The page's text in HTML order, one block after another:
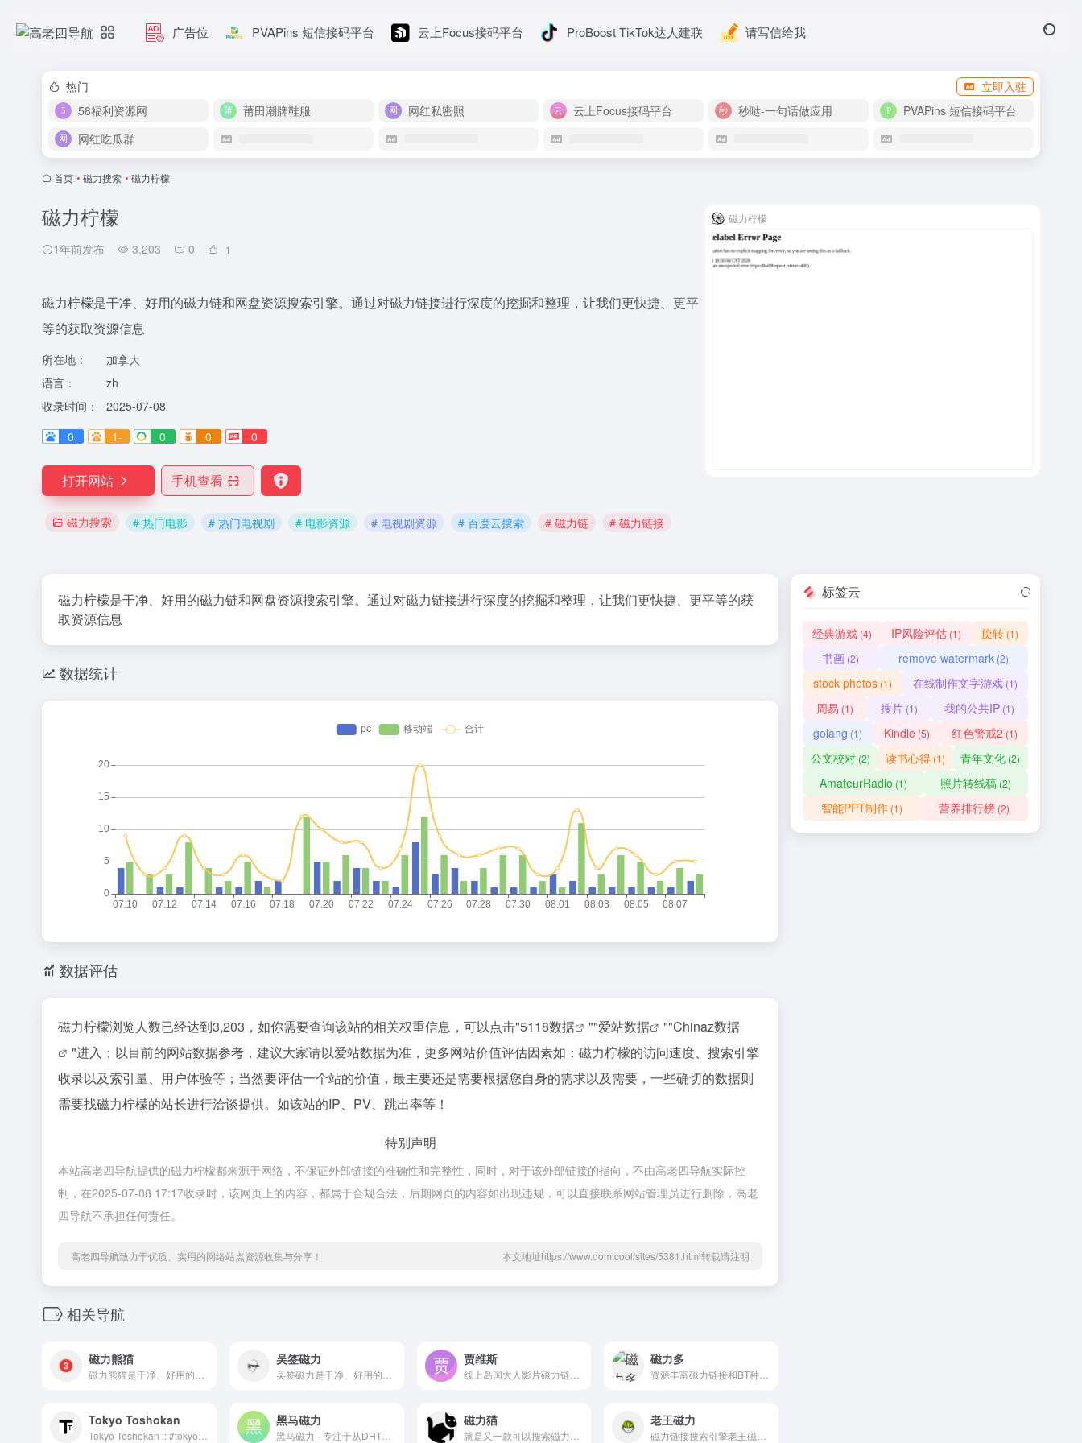
广告位 PVAPins 短信接码平台 云上Focus接码平台 ProBoost TikTok达人建联 请写信给我
热门
立即入驻
58福利资源网
莆田潮牌鞋服 网红私密照 云上Focus接码平台 秒哒-一句话做应用
PVAPins 短信接码平台
网红吃瓜群
首页 • 磁力搜索 • 磁力柠檬
磁力柠檬
1年前发布 3,203 0 1
磁力柠檬是干净、好用的磁力链和网盘资源搜索引擎。通过对磁力链接进行深度的挖掘和整理，让我们更快捷、更平
等的获取资源信息
所在地：
加拿大
语言：
zh
收录时间：
2025-07-08
0
1- 0 0 0
打开网站 手机查看
磁力搜索 # 热门电影 # 热门电视剧 # 电影资源 # 电视剧资源 # 百度云搜索 # 磁力链 # 磁力链接
磁力柠檬
磁力柠檬是干净、好用的磁力链和网盘资源搜索引擎。通过对磁力链接进行深度的挖掘和整理，让我们更快捷、更平等的获
取资源信息
数据统计
数据评估
磁力柠檬浏览人数已经达到3,203，如你需要查询该站的相关权重信息，可以点击"5118数据 ""爱站数据 ""Chinaz数据
"进入；以目前的网站数据参考，建议大家请以爱站数据为准，更多网站价值评估因素如：磁力柠檬的访问速度、搜索引擎
收录以及索引量、用户体验等；当然要评估一个站的价值，最主要还是需要根据您自身的需求以及需要，一些确切的数据则
需要找磁力柠檬的站长进行洽谈提供。如该站的IP、PV、跳出率等！
特别声明
本站高老四导航提供的磁力柠檬都来源于网络，不保证外部链接的准确性和完整性，同时，对于该外部链接的指向，不由高老四导航实际控
制，在2025-07-08 17:17收录时，该网页上的内容，都属于合规合法，后期网页的内容如出现违规，可以直接联系网站管理员进行删除，高老
四导航不承担任何责任。
高老四导航致力于优质、实用的网络站点资源收集与分享！ 本文地址https://www.oom.cool/sites/5381.html转载请注明
相关导航
磁力熊猫 吴签磁力 贾维斯
线上岛国大人影片磁力链接分享站，番号搜寻共享艾薇磁力链接。
磁力多
Tokyo Toshokan 黑马磁力
黑马磁力 - 专注于从DHT网络爬取种子和磁力链接,目前索引了上千万的磁力链接,资源涵盖了电影、剧集、音乐、图书、图片、综艺、软件、动漫、教程、游戏等领域,是全银河系资源最丰富的种子搜索、磁力链接搜索专业网站。
磁力猫 老王磁力
标签云
经典游戏 (4) IP风险评估 (1) 旋转(1)
书画 (2) remove watermark(2)
stock photos (1) 在线制作文字游戏 (1)
周易 (1) 搜片(1) 我的公共IP (1)
golang (1) Kindle (5) 红色警戒2 (1)
公文校对(2) 读书心得(1) 青年文化 (2)
AmateurRadio (1) 照片转线稿 (2)
智能PPT制作(1) 营养排行榜 (2)